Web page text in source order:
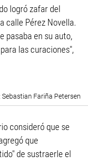
logró zafar del
calle Pérez Novella.
pasaba en su auto,
para las curaciones",
Sebastian Fariña Petersen
consideró que se
que
de sustraerle el